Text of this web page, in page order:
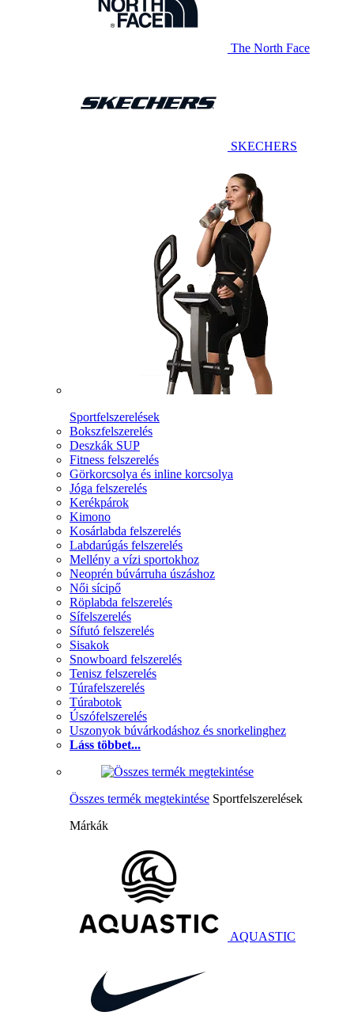
The North Face
SKECHERS
Sportfelszerelések
Bokszfelszerelés
Deszkák SUP
Fitness felszerelés
Görkorcsolya és inline korcsolya
Jóga felszerelés
Kerékpárok
Kimono
Kosárlabda felszerelés
Labdarúgás felszerelés
Mellény a vízi sportokhoz
Neoprén búvárruha úszáshoz
Női sícipő
Röplabda felszerelés
Sífelszerelés
Sífutó felszerelés
Sisakok
Snowboard felszerelés
Tenisz felszerelés
Túrafelszerelés
Túrabotok
Úszófelszerelés
Uszonyok búvárkodáshoz és snorkelinghez
Láss többet...
Összes termék megtekintése Sportfelszerelések
Márkák
AQUASTIC